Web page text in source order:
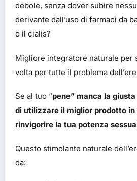
debole, senza dover subire
derivante dall’uso di farmaci da
o il cialis?
Migliore integratore naturale per
volta per tutte il problema
Se al tuo “pene” manca la
di utilizzare il miglior prodotto in
rinvigorire la tua potenza
Questo stimolante naturale
da: